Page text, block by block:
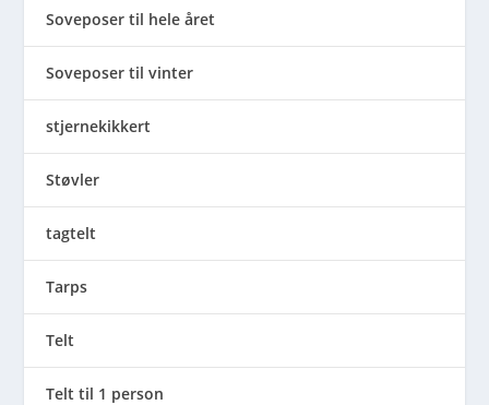
Soveposer til hele året
Soveposer til vinter
stjernekikkert
Støvler
tagtelt
Tarps
Telt
Telt til 1 person